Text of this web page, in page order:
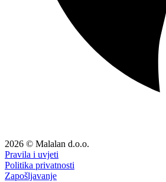
2026 © Malalan d.o.o.
Pravila i uvjeti
Politika privatnosti
Zapošljavanje